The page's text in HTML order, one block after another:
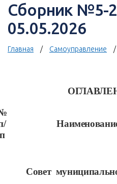
Сборник №5-
05.05.2026
Главная Самоуправление
Совет